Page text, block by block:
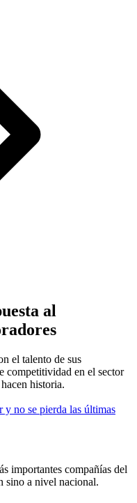
al
el talento de sus
competitividad en el sector
historia.
no se pierda las últimas
importantes compañías del
sino a nivel nacional.